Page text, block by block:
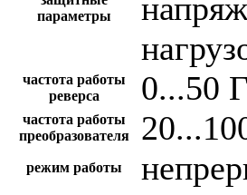
параметры
частота работы
реверса
0...50
частота работы
преобразователя
режим работы